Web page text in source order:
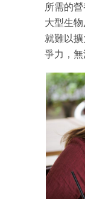
所需的
大型生
就難以
爭力，無